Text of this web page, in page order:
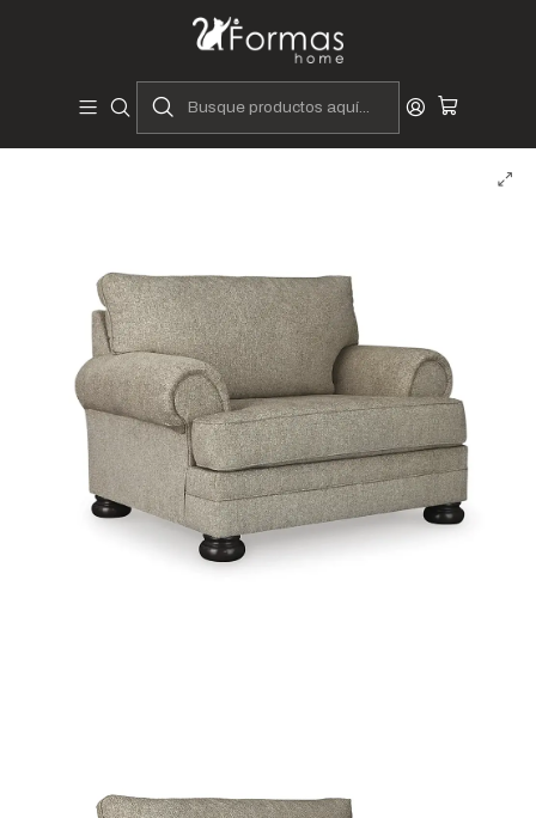
Diseñadores y Fabricantes Peruanos
Sofás y Seccionales
Sofá Rimma de 1 Cuerpo